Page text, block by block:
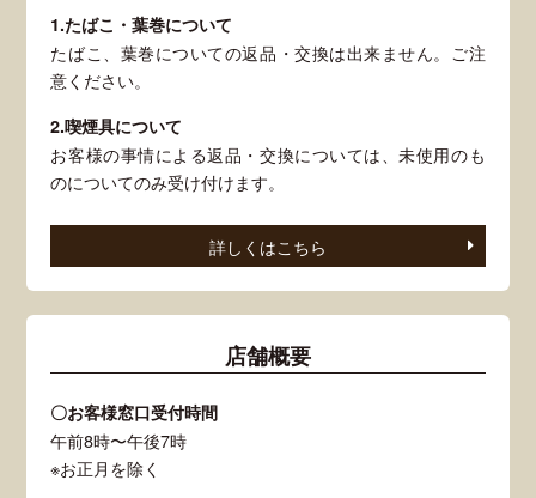
1.たばこ・葉巻について
たばこ、葉巻についての返品・交換は出来ません。ご注
意ください。
2.喫煙具について
お客様の事情による返品・交換については、未使用のも
のについてのみ受け付けます。
詳しくはこちら
店舗概要
〇お客様窓口受付時間
午前8時〜午後7時
※お正月を除く